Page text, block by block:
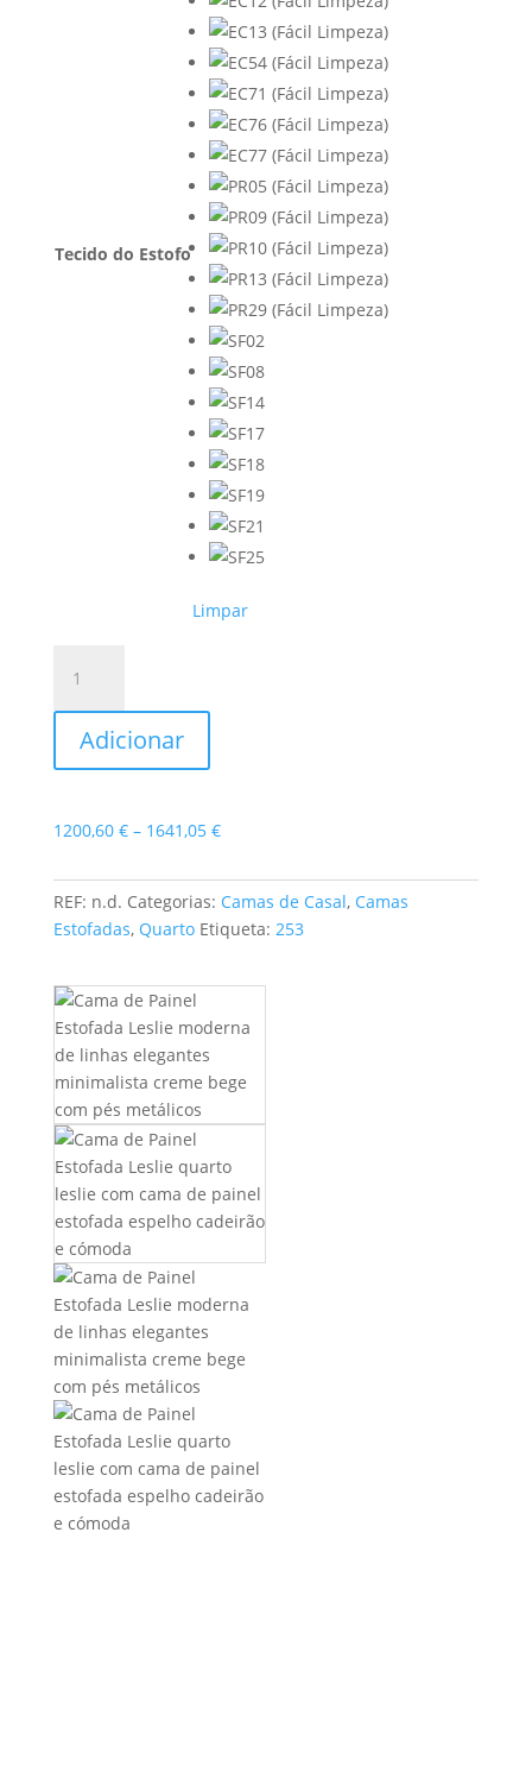
Tecido do Estofo
Limpar
Cama
Painel
Leslie
Adicionar
1200,60 € – 1641,05 €Price
1200,60 €
through
1641,05 €
REF: n.d. Categorias: Camas de Casal, Camas
Estofadas, Quarto Etiqueta: 253